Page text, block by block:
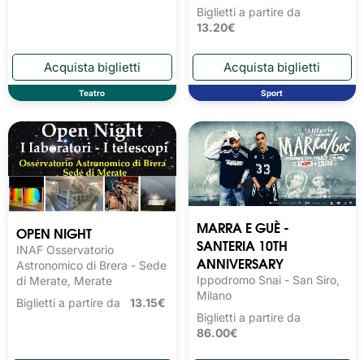
Teatro
Biglietti a partire da
13.20€
Sport
OPEN NIGHT
INAF Osservatorio
Astronomico di Brera - Sede
di Merate, Merate
Biglietti a partire da 13.15€
MARRA E GUÈ -
SANTERIA 10TH
ANNIVERSARY
Ippodromo Snai - San Siro,
Milano
Biglietti a partire da
86.00€